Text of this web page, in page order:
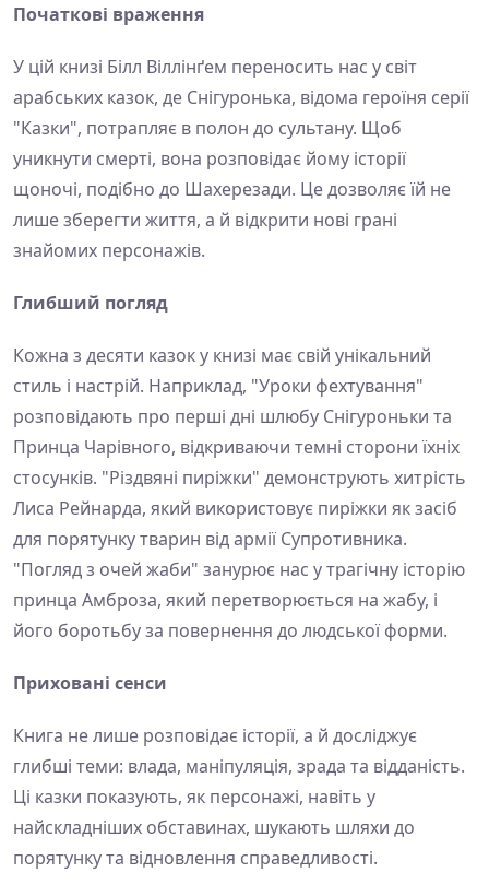
Початкові враження
У цій книзі Білл Віллінґем переносить нас у світ
арабських казок, де Снігуронька, відома героїня серії
"Казки", потрапляє в полон до сультану. Щоб
уникнути смерті, вона розповідає йому історії
щоночі, подібно до Шахерезади. Це дозволяє їй не
лише зберегти життя, а й відкрити нові грані
знайомих персонажів.
Глибший погляд
Кожна з десяти казок у книзі має свій унікальний
стиль і настрій. Наприклад, "Уроки фехтування"
розповідають про перші дні шлюбу Снігуроньки та
Принца Чарівного, відкриваючи темні сторони їхніх
стосунків. "Різдвяні пиріжки" демонструють хитрість
Лиса Рейнарда, який використовує пиріжки як засіб
для порятунку тварин від армії Супротивника.
"Погляд з очей жаби" занурює нас у трагічну історію
принца Амброза, який перетворюється на жабу, і
його боротьбу за повернення до людської форми.
Приховані сенси
Книга не лише розповідає історії, а й досліджує
глибші теми: влада, маніпуляція, зрада та відданість.
Ці казки показують, як персонажі, навіть у
найскладніших обставинах, шукають шляхи до
порятунку та відновлення справедливості.